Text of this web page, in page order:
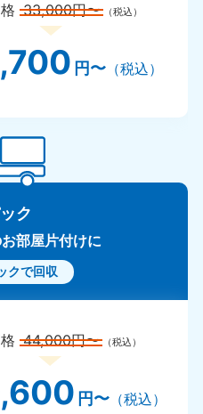
格33,000円〜 （税込）
円〜（税込）
ク
部屋片付けに
クで回収
格44,000円〜 （税込）
円〜（税込）